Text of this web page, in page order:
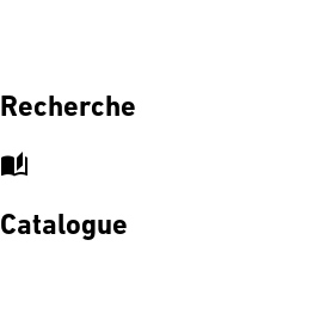
Recherche
auto_stories
Catalogue